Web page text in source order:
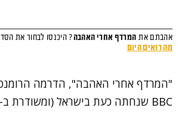
"המרדף אחרי האהבה", הדרמה
BBC